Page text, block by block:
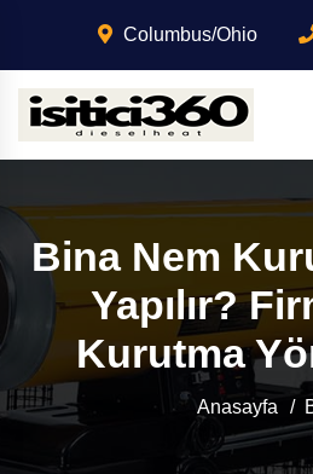
Columbus/Ohio
Bina Nem
Yapılır?
Kurutma
Anasayfa